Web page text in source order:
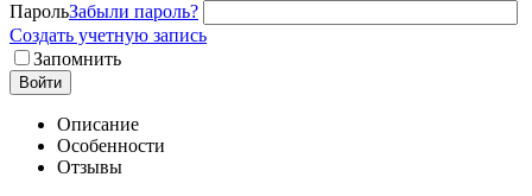
ПарольЗабыли пароль?
Создать учетную запись
Запомнить
Войти
Описание
Особенности
Отзывы